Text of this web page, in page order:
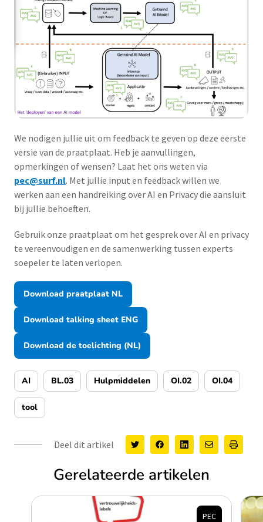
We nodigen jullie uit om feedback te geven op deze eerste
versie van de praatplaat. Heb je aanvullingen,
opmerkingen of wensen? Laat het ons weten via
pec@surf.nl. Met jullie input en feedback willen we
werken aan een handreiking over AI en Privacy die aansluit
bij jullie behoeften.
Gebruik onze praatplaat om het gesprek over AI en privacy
te vereenvoudigen en de samenwerking tussen experts
soepeler te laten verlopen.
Download praatplaat NL
Download talking sheet ENG
Download de toelichting (NL)
AI BL.03 Hulpmiddelen OI.02 OI.04
tool
Deel dit artikel
Gerelateerde artikelen
PEC